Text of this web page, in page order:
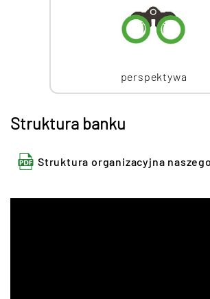
perspektywa
Struktura banku
Struktura organizacyjna